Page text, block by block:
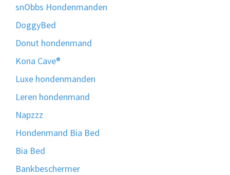
snObbs Hondenmanden
DoggyBed
Donut hondenmand
Kona Cave®
Luxe hondenmanden
Leren hondenmand
Napzzz
Hondenmand Bia Bed
Bia Bed
Bankbeschermer